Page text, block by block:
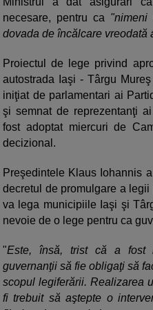
necesare, pentru ca
dovada de încălcare vreodată
Proiectul de lege privind
autostrada Iaşi - Târgu
iniţiat de parlamentari ai
şi semnat de reprezentanţi
fost adoptat miercuri de
decizional.
Preşedintele Klaus Iohannis
decretul de promulgare a
va lega municipiile Iaşi şi
nevoie de o lege pentru ca
"Este, însă, trist că a fost
guvernanţii să fie obligaţi să
scopul legiferării. Realizarea
fi trebuit să aştepte o